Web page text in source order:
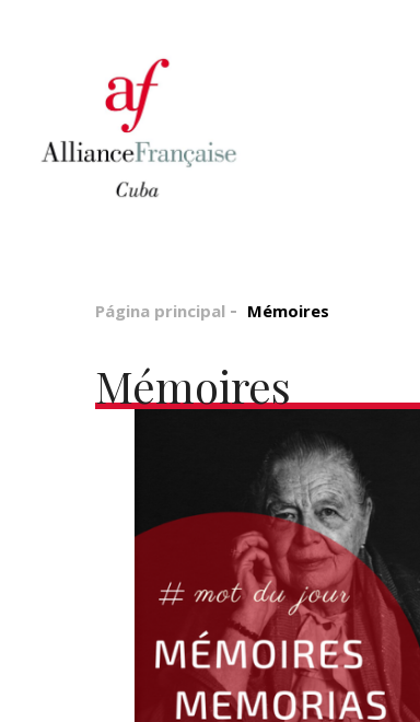
Página principal Mémoires
Mémoires